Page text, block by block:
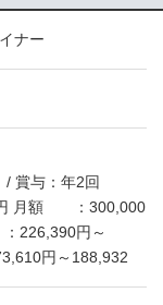
ナー
/ 賞与：年2回
円 月額 ：300,000
円～
円～188,932